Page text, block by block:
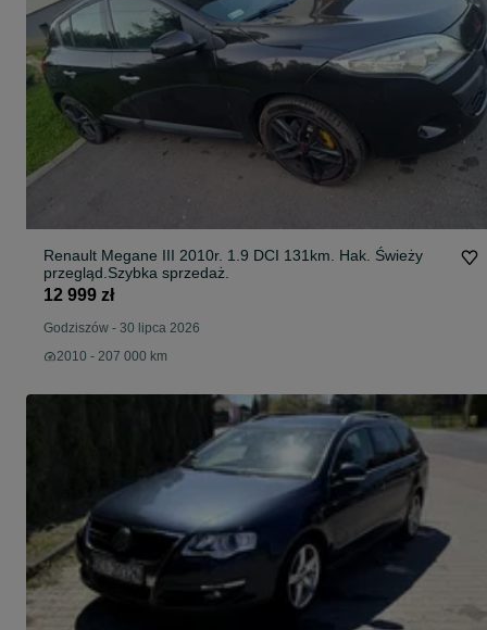
Renault Megane III 2010r. 1.9 DCI 131km. Hak. Świeży
przegląd.Szybka sprzedaż.
12 999 zł
Godziszów - 30 lipca 2026
2010 - 207 000 km